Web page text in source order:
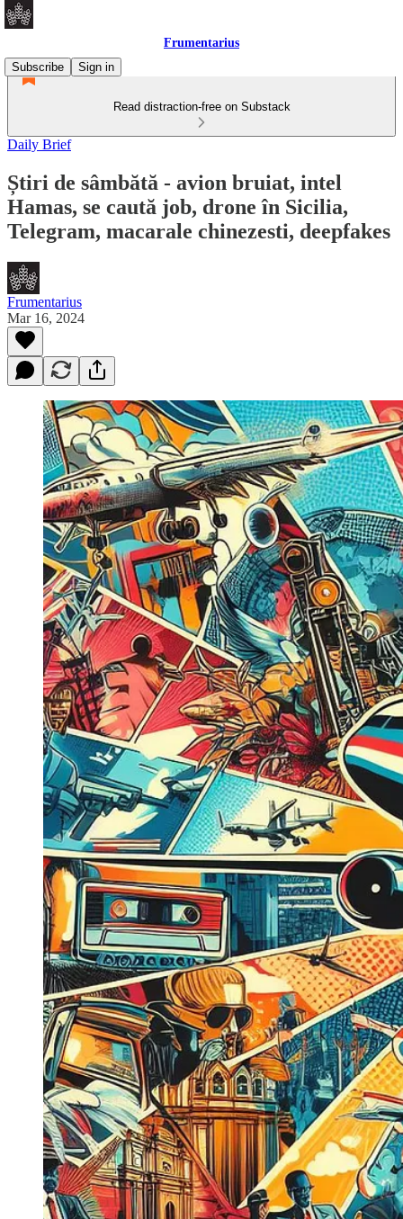
Frumentarius
Subscribe
Sign in
Read distraction-free on Substack
Daily Brief
Știri de sâmbătă - avion bruiat, intel
Hamas, se caută job, drone în Sicilia,
Telegram, macarale chinezesti, deepfakes
Frumentarius
Mar 16, 2024